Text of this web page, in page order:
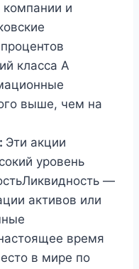
компании и
класса А
выше, чем на
Эти акции
уровень
—
активов или
время
в мире по